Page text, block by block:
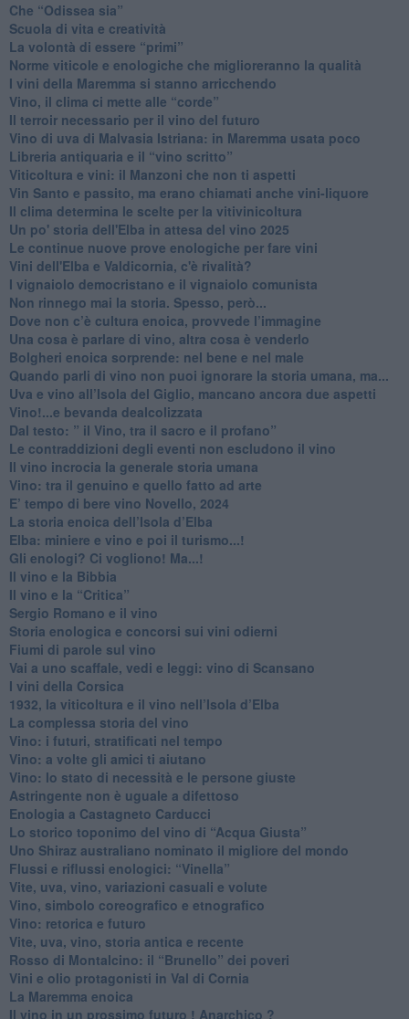
​Che “Odissea sia”
Scuola di vita e creatività
​La volontà di essere “primi”
Norme viticole e enologiche che miglioreranno la qualità
​I vini della Maremma si stanno arricchendo
Vino, il clima ci mette alle “corde”
Il terroir necessario per il vino del futuro
​Vino di uva di Malvasia Istriana: in Maremma usata poco
​Libreria antiquaria e il “vino scritto”
​Viticoltura e vini: il Manzoni che non ti aspetti
​Vin Santo e passito, ma erano chiamati anche vini-liquore
Il clima determina le scelte per la vitivinicoltura
Un po' storia dell'Elba in attesa del vino 2025
Le continue nuove prove enologiche per fare vini
Vini dell'Elba e Valdicornia, c'è rivalità?
​I vignaiolo democristano e il vignaiolo comunista
​Non rinnego mai la storia. Spesso, però...
​Dove non c’è cultura enoica, provvede l’immagine
​Una cosa è parlare di vino, altra cosa è venderlo
Bolgheri enoica sorprende: nel bene e nel male
​Quando parli di vino non puoi ignorare la storia umana, ma...
Uva e vino all’Isola del Giglio, mancano ancora due aspetti
​Vino!...e bevanda dealcolizzata
​Dal testo: ” il Vino, tra il sacro e il profano”
Le contraddizioni degli eventi non escludono il vino
​Il vino incrocia la generale storia umana
Vino: tra il genuino e quello fatto ad arte
E’ tempo di bere vino Novello, 2024
La storia enoica dell’Isola d’Elba
Elba: miniere e vino e poi il turismo...!
​Gli enologi? Ci vogliono! Ma...!
​Il vino e la Bibbia
​Il vino e la “Critica”
Sergio Romano e il vino
​Storia enologica e concorsi sui vini odierni
Fiumi di parole sul vino
​Vai a uno scaffale, vedi e leggi: vino di Scansano
​I vini della Corsica
​1932, la viticoltura e il vino nell’Isola d’Elba
​La complessa storia del vino
​Vino: i futuri, stratificati nel tempo
Vino: a volte gli amici ti aiutano
Vino: lo stato di necessità e le persone giuste
​Astringente non è uguale a difettoso
Enologia a Castagneto Carducci
Lo storico toponimo del vino di “Acqua Giusta”
Uno Shiraz australiano nominato il migliore del mondo
​Flussi e riflussi enologici: “Vinella”
Vite, uva, vino, variazioni casuali e volute
Vino, simbolo coreografico e etnografico
​Vino: retorica e futuro
​Vite, uva, vino, storia antica e recente
​Rosso di Montalcino: il “Brunello” dei poveri
Vini e olio protagonisti in Val di Cornia
​La Maremma enoica
Il vino in un prossimo futuro ! Anarchico ?